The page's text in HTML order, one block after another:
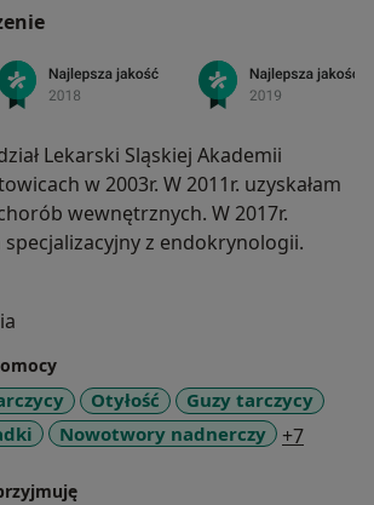
Lekarski Sląskiej Akademii
w 2003r. W 2011r. uzyskałam
wewnętrznych. W 2017r.
specjalizacyjny z endokrynologii.
Otyłość
Guzy tarczycy
Nowotwory nadnerczy +7